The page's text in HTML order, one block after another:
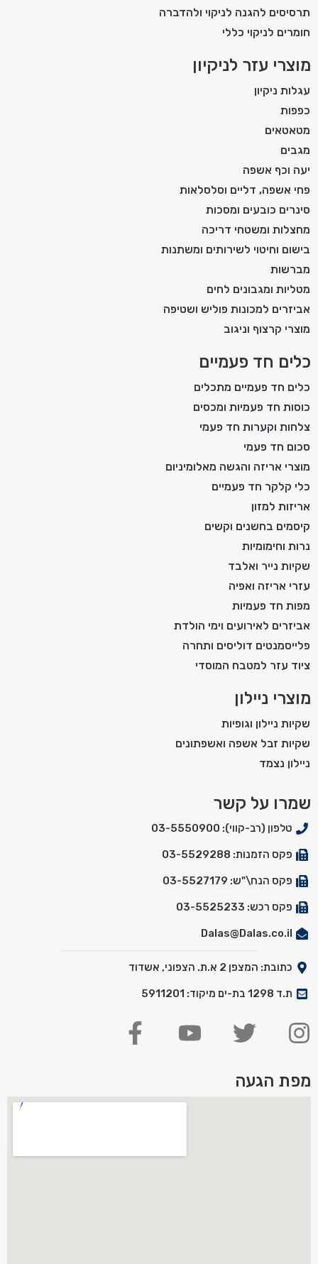
תרסיסים להגנה לניקוי ולהדברה
חומרים לניקוי כללי
מוצרי עזר לניקיון
עגלות ניקיון
כפפות
מטאטאים
מגבים
יעה וכף אשפה
פחי אשפה, דליים וסלסלאות
סינרים כובעים ומסכות
מחצלות ומשטחי דריכה
בישום וחיטוי לשירותים ומשתנות
מברשות
מטליות ומגבונים לחים
אביזרים למכונות פוליש ושטיפה
מוצרי קרצוף וניגוב
כלים חד פעמיים
כלים חד פעמיים מתכלים
כוסות חד פעמיות ומכסים
צלחות וקערות חד פעמי
סכום חד פעמי
מוצרי אריזה והגשה מאלומיניום
כלי קלקר חד פעמיים
אריזות למזון
קיסמים בחשנים וקשים
נרות וחימומיות
שקיות נייר ואלבד
עזרי אריזה ואפיה
מפות חד פעמיות
אביזרים לאירועים וימי הולדת
פלייסמנטים דוליסים ותחרה
ציוד עזר למטבח המוסדי
מוצרי ניילון
שקיות ניילון וגופיות
שקיות זבל אשפה ואשפתונים
ניילון נצמד
שמרו על קשר
טלפון (רב-קווי): 03-5550900
פקס הזמנות: 03-5529288
פקס הנח\"ש: 03-5527179
פקס רכש: 03-5525233
Dalas@Dalas.co.il
כתובת: המצפן 2 א.ת. הצפוני, אשדוד
ת.ד 1298 בת-ים מיקוד: 5911201
מפת הגעה